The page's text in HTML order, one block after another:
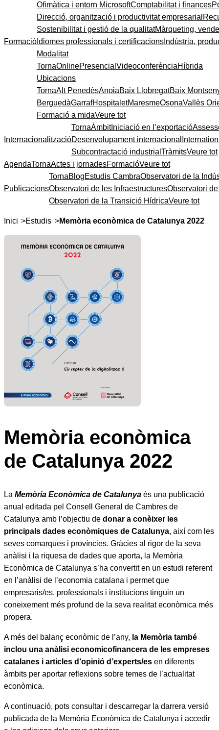
Formació
Ofimàtica i entorn MicrosoftComptabilitat i finances
Direcció, organització i productivitat empresarial
Sostenibilitat i gestió de la qualitatMàrqueting,
Idiomes professionals i certificacions Indústria,
Modalitat
TornaOnlinePresencial VideoconferènciaHíbrida
Ubicacions
TornaAlt PenedèsAnoiaBaix LlobregatBaix
BerguedàGarrafHospitaletMaresmeOsonaVallès
Formació a midaVeure tot
Internacionalització
TornaÀmbitIniciació en l’exportació
Desenvolupament internacional
Subcontractació industrial TràmitsVeure tot
AgendaTornaActes i jornadesFormacióVeure tot
Publicacions
TornaBlogEstudis CambraObservatori de la
Observatori de les InfraestructuresObservatori
Observatori de la Transició HídricaVeure tot
Inici >Estudis >Memòria econòmica de Catalunya 2022
Memòria econòmica
de Catalunya 2022
La Memòria Econòmica de Catalunya és una publicació
anual editada pel Consell General de Cambres de
Catalunya amb l’objectiu de donar a conèixer les
principals dades econòmiques de Catalunya, així com les
seves comarques i províncies. Gràcies al rigor de la seva
anàlisi i la riquesa de dades que aporta, la Memòria
Econòmica de Catalunya s’ha convertit en un estudi referent
en l’anàlisi de l’economia catalana i permet que
empresaris/es, professionals i institucions tinguin un
coneixement més profund de la seva realitat econòmica més
propera.
A més del balanç econòmic de l’any, la Memòria també
inclou una anàlisi economicofinancera de les empreses
catalanes i articles d’opinió d’experts/es en diferents
àmbits per aportar reflexions sobre temes de l’actualitat
econòmica.
A continuació, pots consultar i descarregar la darrera versió
publicada de la Memòria Econòmica de Catalunya i accedir